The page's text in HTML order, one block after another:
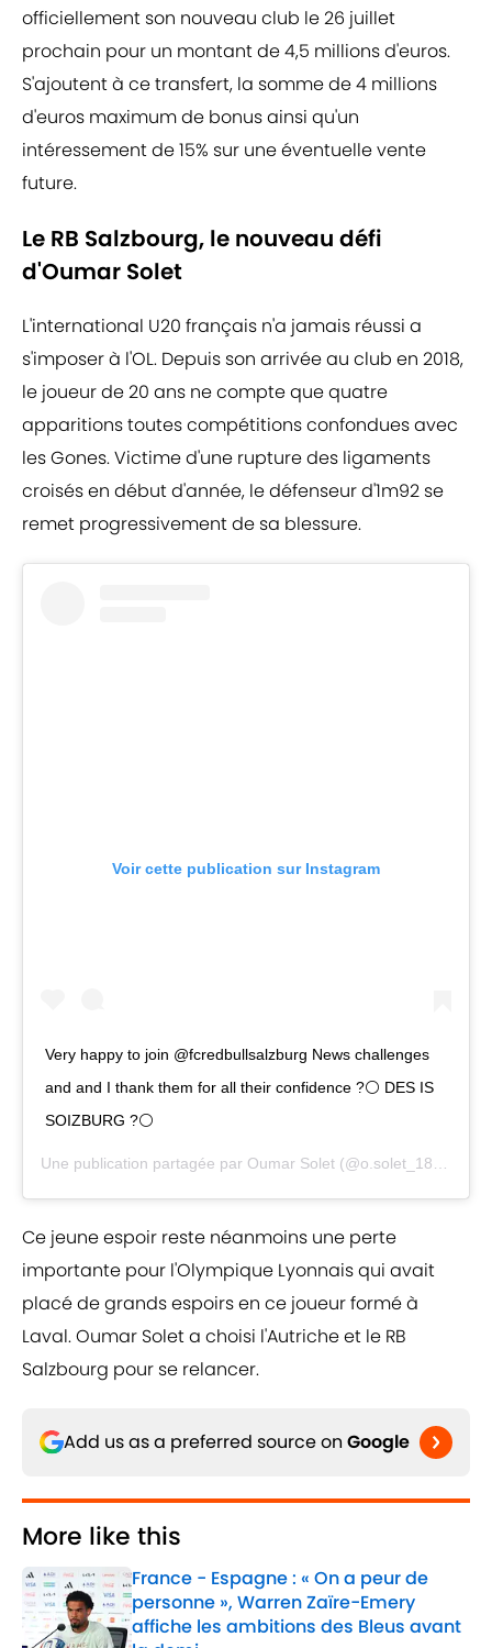
officiellement son nouveau club le 26 juillet
prochain pour un montant de 4,5 millions d'euros.
S'ajoutent à ce transfert, la somme de 4 millions
d'euros maximum de bonus ainsi qu'un
intéressement de 15% sur une éventuelle vente
future.
Le RB Salzbourg, le nouveau défi
d'Oumar Solet
L'international U20 français n'a jamais réussi a
s'imposer à l'OL. Depuis son arrivée au club en 2018,
le joueur de 20 ans ne compte que quatre
apparitions toutes compétitions confondues avec
les Gones. Victime d'une rupture des ligaments
croisés en début d'année, le défenseur d'1m92 se
remet progressivement de sa blessure.
Voir cette publication sur Instagram
Very happy to join @fcredbullsalzburg News challenges
and and I thank them for all their confidence ?⚪️ DES IS
SOIZBURG ?⚪️
Une publication partagée par Oumar Solet (@o.solet_18) le
Ce jeune espoir reste néanmoins une perte
importante pour l'Olympique Lyonnais qui avait
placé de grands espoirs en ce joueur formé à
Laval. Oumar Solet a choisi l'Autriche et le RB
Salzbourg pour se relancer.
Add us as a preferred source on Google
More like this
France - Espagne : « On a peur de
personne », Warren Zaïre-Emery
affiche les ambitions des Bleus avant